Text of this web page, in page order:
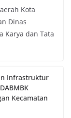
Kota
Dinas
Karya dan Tata
Infrastruktur
Kecamatan